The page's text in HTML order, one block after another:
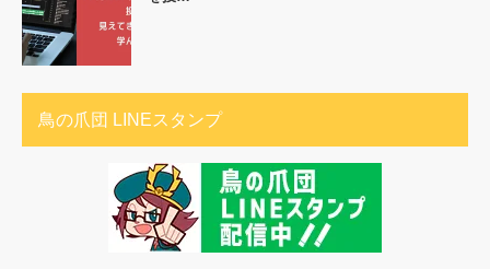
鳥の爪団 LINEスタンプ